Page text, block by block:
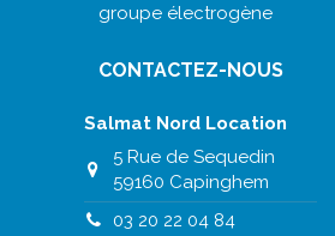
groupe électrogène
CONTACTEZ-NOUS
Salmat Nord Location
5 Rue de Sequedin
59160 Capinghem
03 20 22 04 84